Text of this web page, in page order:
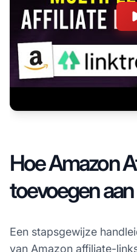
Hoe Amazon
toevoegen
Een stapsgewijze
van Amazon affiliate-